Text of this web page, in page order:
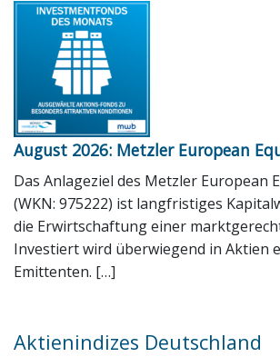
August 2026: Metzler European
Das Anlageziel des Metzler European
(WKN: 975222) ist langfristiges
die Erwirtschaftung einer
Investiert wird überwiegend in Aktien
Emittenten. […]
Aktienindizes Deutschland